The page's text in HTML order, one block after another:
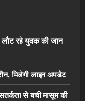
रहे युवक की जान
मिलेगी लाइव अपडेट
से बची मासूम की